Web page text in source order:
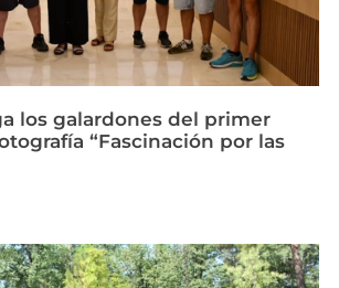
los galardones del primer
“Fascinación por las